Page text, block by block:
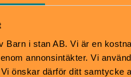
Barn i stan AB. Vi är en
annonsintäkter. Vi
önskar därför ditt samtycke